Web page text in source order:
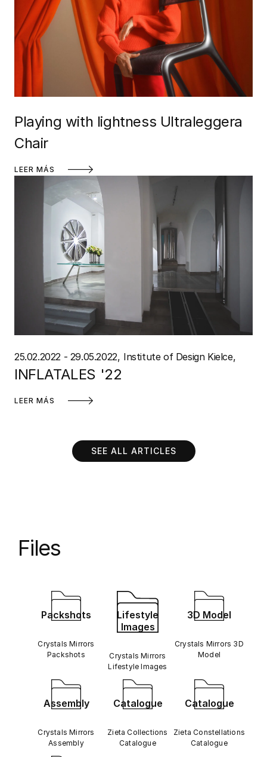
Playing with lightness Ultraleggera
Chair
LEER MÁS
25.02.2022 - 29.05.2022 Institute of Design Kielce
INFLATALES '22
LEER MÁS
SEE ALL ARTICLES
Files
Packshots
Crystals Mirrors
Packshots
Lifestyle
Images
Crystals Mirrors
Lifestyle Images
3D Model
Crystals Mirrors 3D
Model
Assembly
Crystals Mirrors
Assembly
Catalogue
Zieta Collections
Catalogue
Catalogue
Zieta Constellations
Catalogue